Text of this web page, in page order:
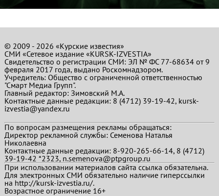
© 2009 - 2026 «Курские известия»
СМИ «Сетевое издание «KURSK-IZVESTIA»
Свидетельство о регистрации СМИ: ЭЛ № ФС 77-68634 от 9
февраля 2017 года, выдано Роскомнадзором.
Учредитель: Общество с ограниченной ответственностью
"Смарт Медиа Групп".
Главный редактор:Зимовский М.А.
Контактные данные редакции: 8 (4712) 39-19-42, kursk-
izvestia@yandex.ru
По вопросам размещения рекламы обращаться:
Директор рекламной службы: Семенова Наталья
Николаевна
Контактные данные редакции: 8-920-265-66-14, 8 (4712)
39-19-42 *2323, n.semenova@ptpgroup.ru
При использовании материалов сайта ссылка обязательна.
Для электронных СМИ обязательно наличие гиперссылки
на http://kursk-izvestia.ru/.
Возрастное ограничение 16+